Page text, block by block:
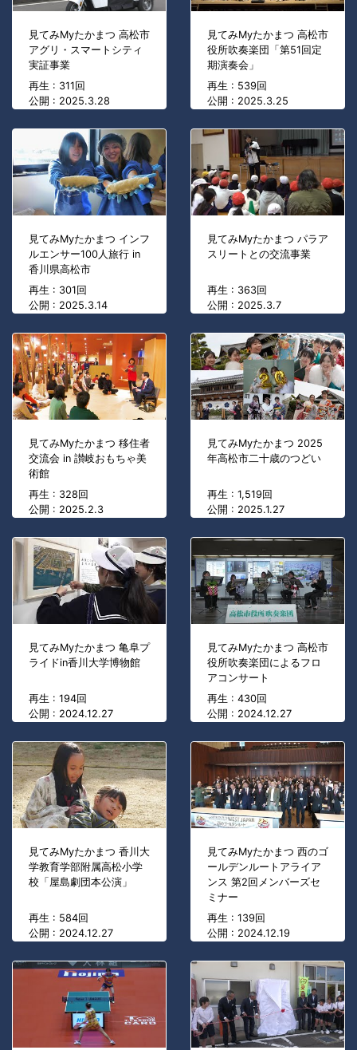
見てみMyたかまつ 高松市
アグリ・スマートシティ
実証事業
再生 : 311回
公開 : 2025.3.28
見てみMyたかまつ 高松市
役所吹奏楽団「第51回定
期演奏会」
再生 : 539回
公開 : 2025.3.25
見てみMyたかまつ インフ
ルエンサー100人旅行 in
香川県高松市
再生 : 301回
公開 : 2025.3.14
見てみMyたかまつ パラア
スリートとの交流事業
再生 : 363回
公開 : 2025.3.7
見てみMyたかまつ 移住者
交流会 in 讃岐おもちゃ美
術館
再生 : 328回
公開 : 2025.2.3
見てみMyたかまつ 2025
年高松市二十歳のつどい
再生 : 1,519回
公開 : 2025.1.27
見てみMyたかまつ 亀阜プ
ライドin香川大学博物館
再生 : 194回
公開 : 2024.12.27
見てみMyたかまつ 高松市
役所吹奏楽団によるフロ
アコンサート
再生 : 430回
公開 : 2024.12.27
見てみMyたかまつ 香川大
学教育学部附属高松小学
校「屋島劇団本公演」
再生 : 584回
公開 : 2024.12.27
見てみMyたかまつ 西のゴ
ールデンルートアライア
ンス 第2回メンバーズセ
ミナー
再生 : 139回
公開 : 2024.12.19